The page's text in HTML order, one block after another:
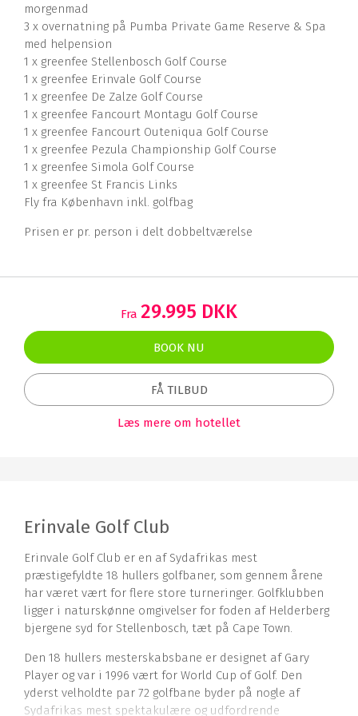
morgenmad
3 x overnatning på Pumba Private Game Reserve & Spa
med helpension
1 x greenfee Stellenbosch Golf Course
1 x greenfee Erinvale Golf Course
1 x greenfee De Zalze Golf Course
1 x greenfee Fancourt Montagu Golf Course
1 x greenfee Fancourt Outeniqua Golf Course
1 x greenfee Pezula Championship Golf Course
1 x greenfee Simola Golf Course
1 x greenfee St Francis Links
Fly fra København inkl. golfbag
Prisen er pr. person i delt dobbeltværelse
Fra 29.995 DKK
BOOK NU
FÅ TILBUD
Læs mere om hotellet
Erinvale Golf Club
Erinvale Golf Club er en af Sydafrikas mest
præstigefyldte 18 hullers golfbaner, som gennem årene
har været vært for flere store turneringer. Golfklubben
ligger i naturskønne omgivelser for foden af Helderberg
bjergene syd for Stellenbosch, tæt på Cape Town.
Den 18 hullers mesterskabsbane er designet af Gary
Player og var i 1996 vært for World Cup of Golf. Den
yderst velholdte par 72 golfbane byder på nogle af
Sydafrikas mest spektakulære og udfordrende